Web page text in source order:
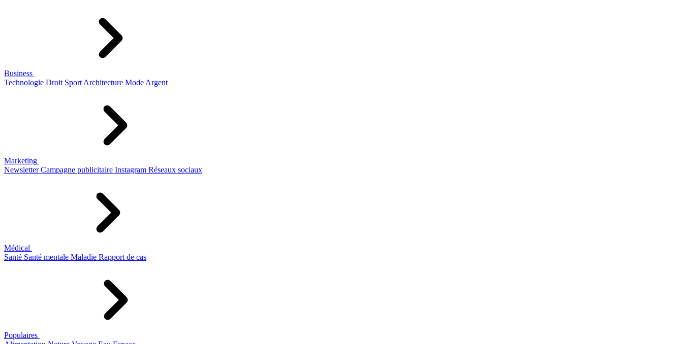
Business
Technologie Droit Sport Architecture Mode Argent
Marketing
Newsletter Campagne publicitaire Instagram Réseaux sociaux
Médical
Santé Santé mentale Maladie Rapport de cas
Populaires